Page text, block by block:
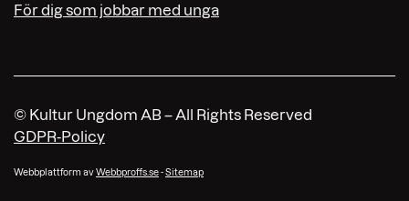
För dig som jobbar med unga
© Kultur Ungdom AB – All Rights Reserved
GDPR-Policy
Webbplattform avWebbproffs.se-Sitemap